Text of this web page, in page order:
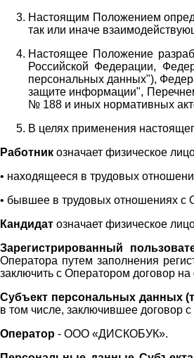
Настоящим Положением
так или иначе
Настоящее Положение
Российской Федерации,
персональных данных"),
защите информации",
№ 188 и иных нормативных
В целях применения
Работник означает физическое
• находящееся в трудовых
• бывшее в трудовых отношениях с
Кандидат означает физическое
Зарегистрированный
Оператора путем заполнения
заключить с Оператором договор на
Субъект персональных данных
в том числе, заключившее договор
Оператор - ООО «ДИСКОБУК».